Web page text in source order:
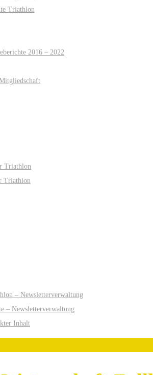
Triathlon
2016 – 2022
Triathlon
Triathlon
– Newsletterverwaltung
– Newsletterverwaltung
Inhalt